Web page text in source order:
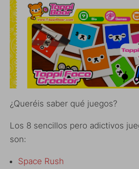
¿Queréis saber qué juegos?
Los 8 sencillos pero adictivos
son:
Space Rush